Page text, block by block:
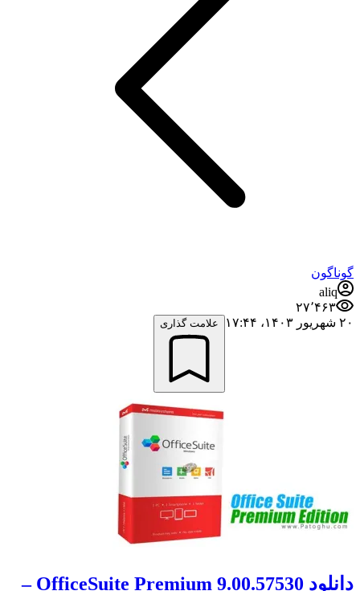
گوناگون
aliq
۲۷٬۴۶۳
۲۰ شهریور ۱۴۰۳،‏ ۱۷:۴۴
علامت گذاری
دانلود OfficeSuite Premium 9.00.57530 –